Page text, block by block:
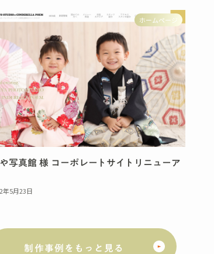
ホームページ
写真館 様 コーポレートサイトリニューア
年5月23日
制作事例をもっと見る